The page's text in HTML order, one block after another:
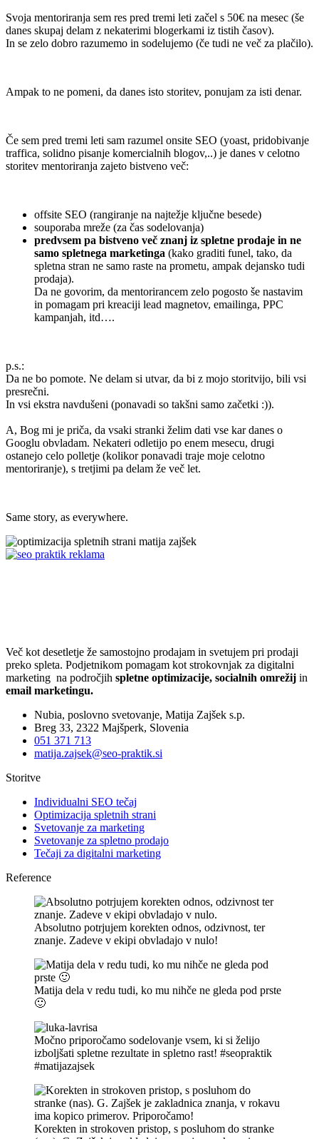
Svoja mentoriranja sem res pred tremi leti začel s 50€ na mesec (še
danes skupaj delam z nekaterimi blogerkami iz tistih časov).
In se zelo dobro razumemo in sodelujemo (če tudi ne več za plačilo).
Ampak to ne pomeni, da danes isto storitev, ponujam za isti denar.
Če sem pred tremi leti sam razumel onsite SEO (yoast, pridobivanje
traffica, solidno pisanje komercialnih blogov,..) je danes v celotno
storitev mentoriranja zajeto bistveno več:
offsite SEO (rangiranje na najtežje ključne besede)
souporaba mreže (za čas sodelovanja)
predvsem pa bistveno več znanj iz spletne prodaje in ne
samo spletnega marketinga (kako graditi funel, tako, da
spletna stran ne samo raste na prometu, ampak dejansko tudi
prodaja).
Da ne govorim, da mentorirancem zelo pogosto še nastavim
in pomagam pri kreaciji lead magnetov, emailinga, PPC
kampanjah, itd….
p.s.:
Da ne bo pomote. Ne delam si utvar, da bi z mojo storitvijo, bili vsi
presrečni.
In vsi ekstra navdušeni (ponavadi so takšni samo začetki :)).
A, Bog mi je priča, da vsaki stranki želim dati vse kar danes o
Googlu obvladam. Nekateri odletijo po enem mesecu, drugi
ostanejo celo polletje (kolikor ponavadi traje moje celotno
mentoriranje), s tretjimi pa delam že več let.
Same story, as everywhere.
Več kot desetletje že samostojno prodajam in svetujem pri prodaji
preko spleta. Podjetnikom pomagam kot strokovnjak za digitalni
marketing na področjih spletne optimizacije, socialnih omrežij in
email marketingu.
Nubia, poslovno svetovanje, Matija Zajšek s.p.
Breg 33, 2322 Majšperk, Slovenia
051 371 713
matija.zajsek@seo-praktik.si
Storitve
Individualni SEO tečaj
Optimizacija spletnih strani
Svetovanje za marketing
Svetovanje za spletno prodajo
Tečaji za digitalni marketing
Reference
Absolutno potrjujem korekten odnos, odzivnost, ter
znanje. Zadeve v ekipi obvladajo v nulo!
Matija dela v redu tudi, ko mu nihče ne gleda pod prste
🙂
Močno priporočamo sodelovanje vsem, ki si želijo
izboljšati spletne rezultate in spletno rast! #seopraktik
#matijazajsek
Korekten in strokoven pristop, s posluhom do stranke